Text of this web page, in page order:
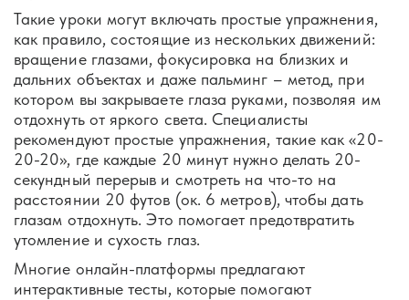
Такие уроки могут включать простые упражнения,
как правило, состоящие из нескольких движений:
вращение глазами, фокусировка на близких и
дальних объектах и даже пальминг – метод, при
котором вы закрываете глаза руками, позволяя им
отдохнуть от яркого света. Специалисты
рекомендуют простые упражнения, такие как «20-
20-20», где каждые 20 минут нужно делать 20-
секундный перерыв и смотреть на что-то на
расстоянии 20 футов (ок. 6 метров), чтобы дать
глазам отдохнуть. Это помогает предотвратить
утомление и сухость глаз.
Многие онлайн-платформы предлагают
интерактивные тесты, которые помогают